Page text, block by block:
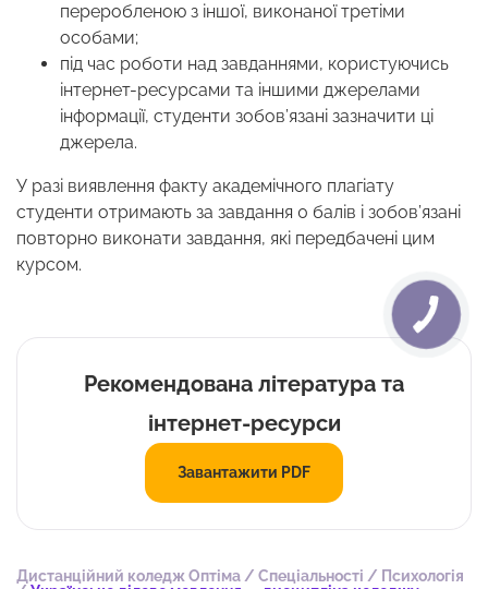
переробленою з іншої, виконаної третіми
особами;
під час роботи над завданнями, користуючись
інтернет-ресурсами та іншими джерелами
інформації, студенти зобов’язані зазначити ці
джерела.
У разі виявлення факту академічного плагіату
студенти отримають за завдання 0 балів і зобов’язані
повторно виконати завдання, які передбачені цим
курсом.
Рекомендована література та
інтернет-ресурси
Завантажити PDF
Дистанційний коледж Оптіма/ Спеціальності / Психологія